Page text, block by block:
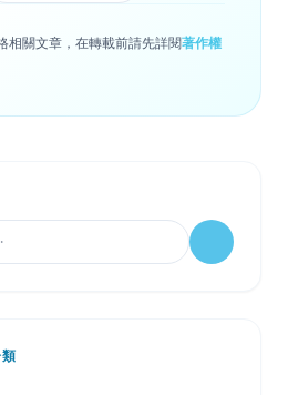
相關文章，在轉載前請先詳閱著作權